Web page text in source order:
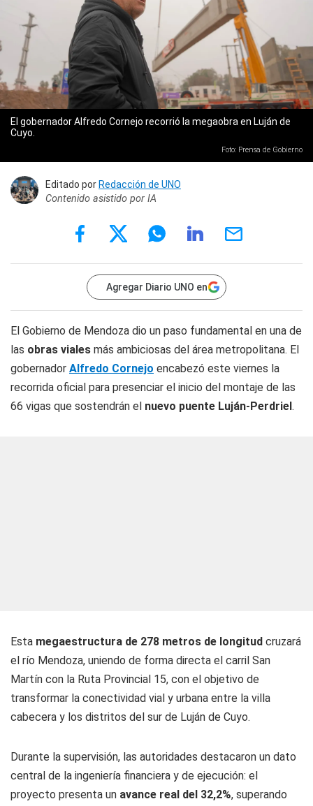
El gobernador Alfredo Cornejo recorrió la megaobra en Luján de
Cuyo.
Foto: Prensa de Gobierno
Editado porRedacción de UNO
Contenido asistido por IA
Agregar Diario UNO en
El Gobierno de Mendoza dio un paso fundamental en una de
las obras viales más ambiciosas del área metropolitana. El
gobernador Alfredo Cornejo encabezó este viernes la
recorrida oficial para presenciar el inicio del montaje de las
66 vigas que sostendrán el nuevo puente Luján-Perdriel.
Esta megaestructura de 278 metros de longitud cruzará
el río Mendoza, uniendo de forma directa el carril San
Martín con la Ruta Provincial 15, con el objetivo de
transformar la conectividad vial y urbana entre la villa
cabecera y los distritos del sur de Luján de Cuyo.
Durante la supervisión, las autoridades destacaron un dato
central de la ingeniería financiera y de ejecución: el
proyecto presenta un avance real del 32,2%, superando